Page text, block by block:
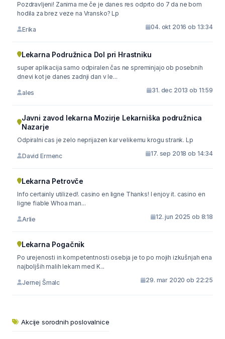
Pozdravljeni! Zanima me če je danes res odprto do 7 da ne bom
hodila za brez veze na Vransko? Lp
Erika 04. okt 2016 ob 13:34
Lekarna Podružnica Dol pri Hrastniku
super aplikacija samo odpiralen čas ne spreminjajo ob posebnih
dnevi kot je danes zadnji dan v le...
ales 31. dec 2013 ob 11:59
Javni zavod lekarna Mozirje Lekarniška podružnica
Nazarje
Odpiralni cas je zelo neprijazen kar velikemu krogu strank. Lp
David Ermenc 17. sep 2018 ob 14:34
Lekarna Petrovče
Info certainly utilized!. casino en ligne Thanks! I enjoy it. casino en
ligne fiable Whoa man...
Arlie 12. jun 2025 ob 8:18
Lekarna Pogačnik
Po urejenosti in kompetentnosti osebja je to po mojih izkušnjah ena
najboljših malih lekarn med K...
Jernej Šmalc 29. mar 2020 ob 22:25
Akcije sorodnih poslovalnice